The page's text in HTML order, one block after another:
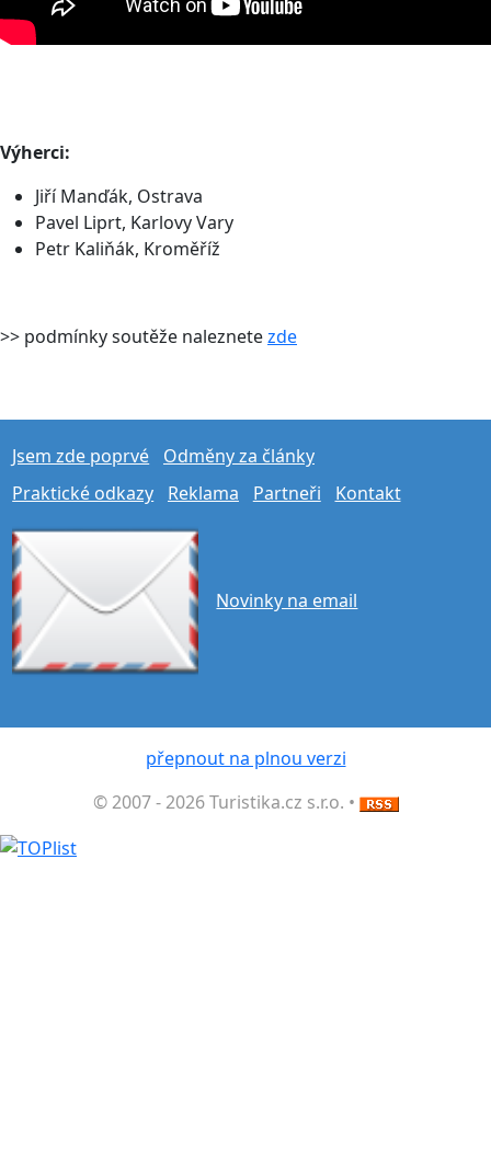
Výherci:
Jiří Manďák, Ostrava
Pavel Liprt, Karlovy Vary
Petr Kaliňák, Kroměříž
>> podmínky soutěže naleznetezde
Jsem zde poprvé
Odměny za články
Praktické odkazy
Reklama Partneři Kontakt
Novinky na email
přepnout na plnou verzi
© 2007 - 2026 Turistika.cz s.r.o. •